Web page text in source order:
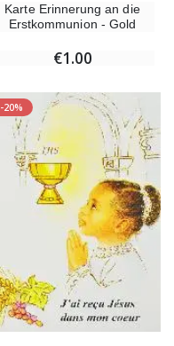
Karte Erinnerung an die
Erstkommunion - Gold
€1.00
-20%